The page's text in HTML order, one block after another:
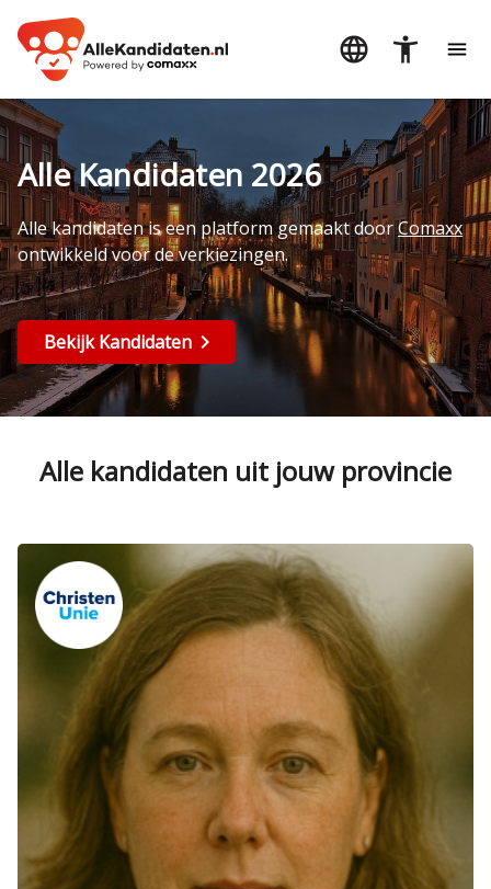
Alle Kandidaten 2026
Alle kandidaten is een platform gemaakt doorComaxx
ontwikkeld voor de verkiezingen.
Bekijk Kandidaten
Alle kandidaten uit jouw provincie